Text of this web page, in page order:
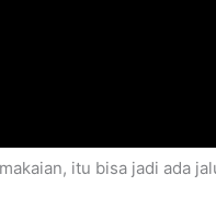
itu bisa jadi ada